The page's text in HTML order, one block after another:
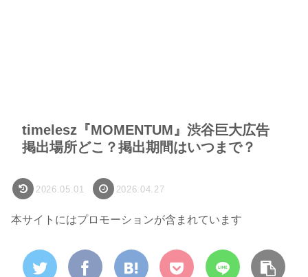
timelesz『MOMENTUM』渋谷巨大広告
掲出場所どこ？掲出期間はいつまで？
2026.05.01 2026.04.27
本サイトにはプロモーションが含まれています